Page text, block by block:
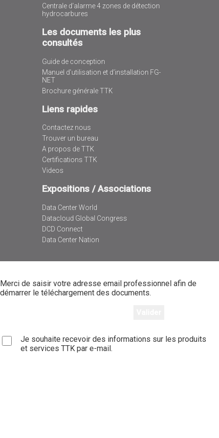
Centrale d’alarme 4 zones de détection
hydrocarbures
Les documents les plus
consultés
Guide de conception
Manuel d’utilisation et d’installation FG-
NET
Brochure générale TTK
Liens rapides
Contactez nous
Trouver un bureau
A propos de TTK
Certifications TTK
Videos
Expositions / Associations
Data Center World
Datacloud Global Congress
DCD Connect
Data Center Nation
Merci de saisir votre adresse email professionnel afin de
démarrer le téléchargement des documents.
Je souhaite recevoir des informations sur les produits
et services TTK par e-mail.